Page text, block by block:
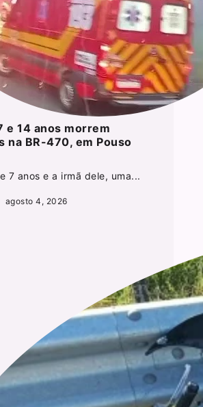
e 14 anos morrem
na BR-470, em Pouso
7 anos e a irmã dele, uma...
agosto 4, 2026